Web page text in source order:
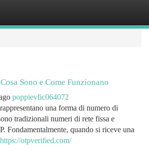
Sono e Come Funzionano
poppievfic064072
una forma di numero di
tradizionali numeri di rete fissa e
Fondamentalmente, quando si riceve una
https://otpverified.com/